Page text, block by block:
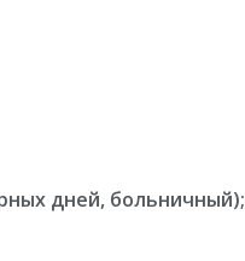
дней, больничный);